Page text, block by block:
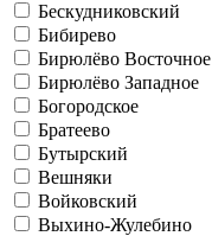
Бескудниковский
Бибирево
Бирюлёво Восточное
Бирюлёво Западное
Богородское
Братеево
Бутырский
Вешняки
Войковский
Выхино-Жулебино